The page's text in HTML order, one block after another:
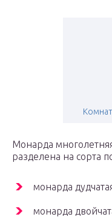
Монарда
разделена на сорта
монарда
монарда